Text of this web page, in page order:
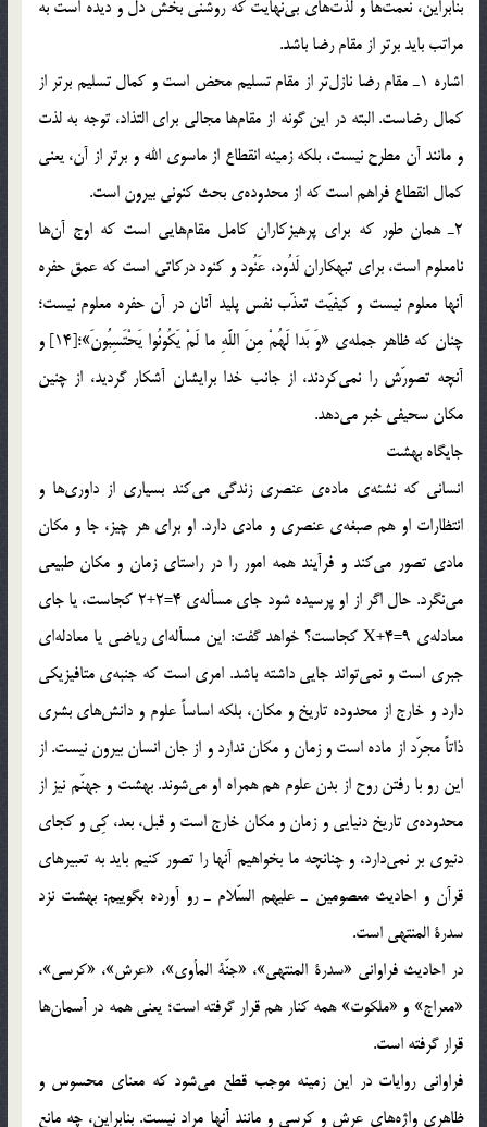
بنابراين، نعمت‌ها و لذت‌هاي بي‌نهايت كه روشني بخش دل و ديده است به
مراتب بايد برتر از مقام رضا باشد.
اشاره 1ـ مقام رضا نازل‌تر از مقام تسليم محض است و كمال تسليم برتر از
كمال رضاست. البته در اين گونه از مقام‌ها مجالي براي التذاد، توجه به لذت
و مانند آن مطرح نيست، بلكه زمينه انقطاع از ماسوي الله و برتر از آن، يعني
كمال انقطاع فراهم است كه از محدوده‌ي بحث كنوني بيرون است.
2ـ همان طور كه براي پرهيزكاران كامل مقام‌هايي است كه اوج آن‌ها
نامعلوم است، براي تبهكاران لَدُود، عَنُود و كنود دركاتي است كه عمق حفره
آنها معلوم نيست و كيفيّت تعذّب نفس پليد آنان در آن حفره معلوم نيست؛
چنان كه ظاهر جمله‌ي «وَ بَدا لَهُمْ مِنَ اللَّهِ ما لَمْ يَكُونُوا يَحْتَسِبُونَ»؛[14] و
آنچه تصورّش را نمي‌كردند، از جانب خدا برايشان آشكار گرديد، از چنين
مكان سحيفي خبر مي‌دهد.
جايگاه بهشت
انساني كه نشئه‌ي ماده‌ي عنصري زندگي مي‌كند بسياري از داوري‌ها و
انتظارات او هم صبغه‌ي عنصري و مادي دارد. او براي هر چيز، جا و مكان
مادي تصور مي‌كند و فرآيند همه امور را در راستاي زمان و مكان طبيعي
مي‌نگرد. حال اگر از او پرسيده شود جاي مسأله‌ي 4=2+2 كجاست، يا جاي
معادله‌ي 9=X+4 كجاست؟ خواهد گفت: اين مسأله‌اي رياضي يا معادله‌اي
جبري است و نمي‌تواند جايي داشته باشد. امري است كه جنبه‌ي متافيزيكي
دارد و خارج از محدوده تاريخ و مكان، بلكه اساساً علوم و دانش‌هاي بشري
ذاتاً مجرّد از ماده است و زمان و مكان ندارد و از جان انسان بيرون نيست. از
اين رو با رفتن روح از بدن علوم هم همراه او مي‌شوند. بهشت و جهنّم نيز از
محدوده‌ي تاريخ دنيايي و زمان و مكان خارج است و قبل، بعد، كِي و كجاي
دنيوي بر نمي‌دارد، و چنانچه ما بخواهيم آنها را تصور كنيم بايد به تعبيرهاي
قرآن و احاديث معصومين ـ عليهم السّلام ـ رو آورده بگوييم: بهشت نزد
سدرة المنتهي است.
در احاديث فراواني «سدرة المنتهي»، «جنّة المأوي»، «عرش»، «كرسي»،
«معراج» و «ملكوت» همه كنار هم قرار گرفته است؛ يعني همه در آسمان‌ها
قرار گرفته است.
فراواني روايات در اين زمينه موجب قطع مي‌شود كه معناي محسوس و
ظاهري واژه‌هاي عرش و كرسي و مانند آنها مراد نيست. بنابراين، چه مانع